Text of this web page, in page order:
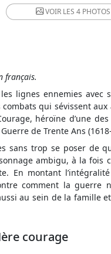
VOIR LES 4 PHOTOS
français.
lignes ennemies avec
qui sévissent
héroïne d’une
de Trente Ans
sans trop se poser de
ambigu, à la fois
En montant
comment la guerre
au sein de la famille
courage